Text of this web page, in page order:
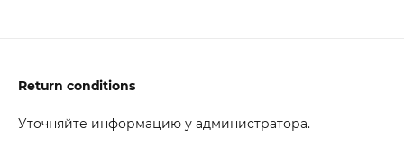
Return conditions
Уточняйте информацию у администратора.